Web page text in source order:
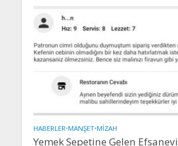
HABERLER•MANŞET•MIZAH
Yemek Sepetine Gelen Efsanevi